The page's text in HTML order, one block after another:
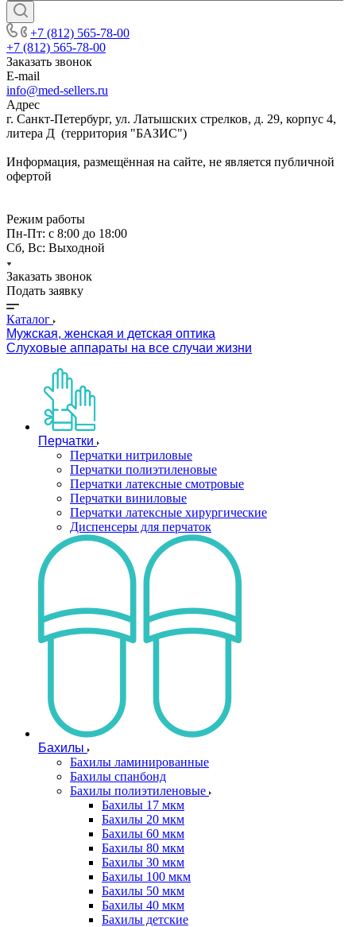
+7 (812) 565-78-00
+7 (812) 565-78-00
Заказать звонок
E-mail
info@med-sellers.ru
Адрес
г. Санкт-Петербург, ул. Латышских стрелков, д. 29, корпус 4,
литера Д (территория "БАЗИС")
Информация, размещённая на сайте, не является публичной
офертой
Режим работы
Пн-Пт: с 8:00 до 18:00
Сб, Вс: Выходной
Заказать звонок
Подать заявку
Каталог
Мужская, женская и детская оптика
Слуховые аппараты на все случаи жизни
Перчатки
Перчатки нитриловые
Перчатки полиэтиленовые
Перчатки латексные смотровые
Перчатки виниловые
Перчатки латексные хирургические
Диспенсеры для перчаток
Бахилы
Бахилы ламинированные
Бахилы спанбонд
Бахилы полиэтиленовые
Бахилы 17 мкм
Бахилы 20 мкм
Бахилы 60 мкм
Бахилы 80 мкм
Бахилы 30 мкм
Бахилы 100 мкм
Бахилы 50 мкм
Бахилы 40 мкм
Бахилы детские